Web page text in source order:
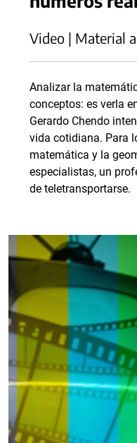
Video | Material
Analizar la
conceptos: es verla
Gerardo Chendo
vida cotidiana. Para
matemática y la
especialistas, un
de teletransportarse.